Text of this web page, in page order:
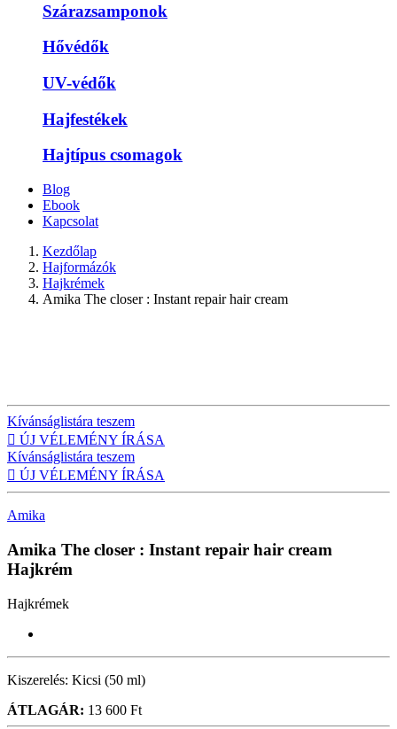
Szárazsamponok
Hővédők
UV-védők
Hajfestékek
Hajtípus csomagok
Blog
Ebook
Kapcsolat
Kezdőlap
Hajformázók
Hajkrémek
Amika The closer : Instant repair hair cream
Kívánságlistára teszem
 ÚJ VÉLEMÉNY ÍRÁSA
Kívánságlistára teszem
 ÚJ VÉLEMÉNY ÍRÁSA
Amika
Amika The closer : Instant repair hair cream
Hajkrém
Hajkrémek
Kiszerelés: Kicsi (50 ml)
ÁTLAGÁR: 13 600 Ft